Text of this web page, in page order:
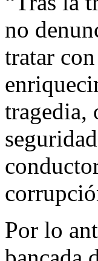
no
tratar
tragedia,
Por lo